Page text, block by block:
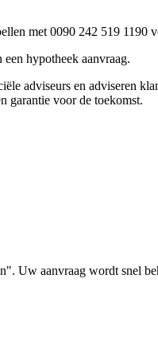
met 0090 242 519 1190
hypotheek aanvraag.
adviseurs en adviseren
garantie voor de toekomst.
Uw aanvraag wordt snel